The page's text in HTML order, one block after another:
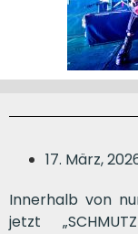
17. März,
Innerhalb von
jetzt